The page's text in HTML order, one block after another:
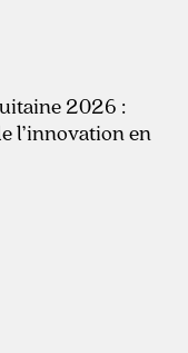
2026 :
l’innovation en